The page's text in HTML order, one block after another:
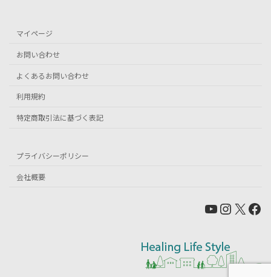
マイページ
お問い合わせ
よくあるお問い合わせ
利用規約
特定商取引法に基づく表記
プライバシーポリシー
会社概要